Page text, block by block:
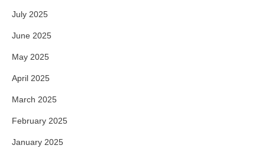
July 2025
June 2025
May 2025
April 2025
March 2025
February 2025
January 2025